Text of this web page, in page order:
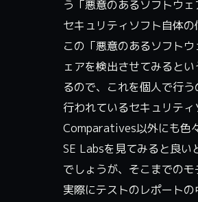
う「悪意のあるソフトウ
セキュリティソフト自体の
この「悪意のあるソフト
ェアを検出させてみると
るので、これを個人で行
行われているセキュリテ
Comparatives以外にも色
SE Labsを見てみると良い
でしょうが、そこまでの
実際にテストのレポート